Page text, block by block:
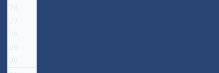
26
27
28
29
30